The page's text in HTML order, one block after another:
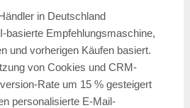
in Deutschland
basierte Empfehlungsmaschine,
und vorherigen Käufen basiert.
von Cookies und CRM-
Rate um 15 % gesteigert
personalisierte E-Mail-